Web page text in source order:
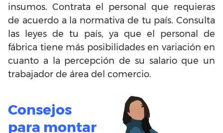
insumos. Contrata el personal que requieras
de acuerdo a la normativa de tu país. Consulta
las leyes de tu país, ya que el personal de
fábrica tiene más posibilidades en variación en
cuanto a la percepción de su salario que un
trabajador de área del comercio.
Consejos
para montar